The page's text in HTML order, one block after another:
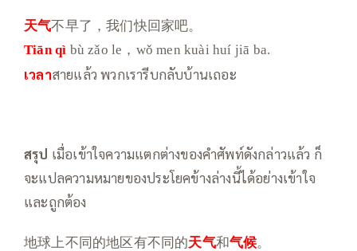
天气不早了，我们快回家吧。
Tiān qì bù zǎo le，wǒ men kuài huí jiā ba.
เวลาสายแล้ว พวกเรารีบกลับบ้านเถอะ
สรุป เมื่อเข้าใจความแตกต่างของคำศัพท์ดังกล่าวแล้ว ก็
จะแปลความหมายของประโยคข้างล่างนี้ได้อย่างเข้าใจ
และถูกต้อง
地球上不同的地区有不同的天气和气候。